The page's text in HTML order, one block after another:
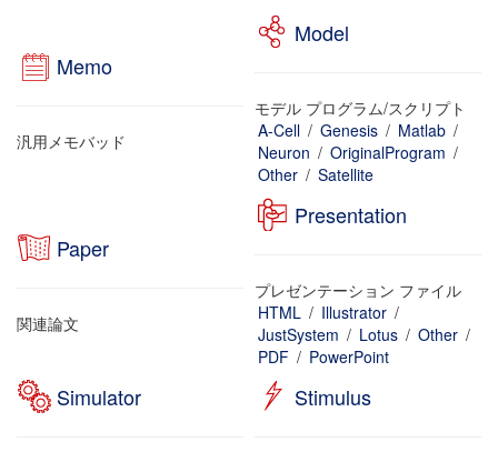
Memo
汎用メモバッド
Model
モデル プログラム/スクリプト
A-Cell / Genesis / Matlab /
Neuron / OriginalProgram /
Other / Satellite
Paper
関連論文
Presentation
プレゼンテーション ファイル
HTML / Illustrator /
JustSystem / Lotus / Other /
PDF / PowerPoint
Simulator Stimulus